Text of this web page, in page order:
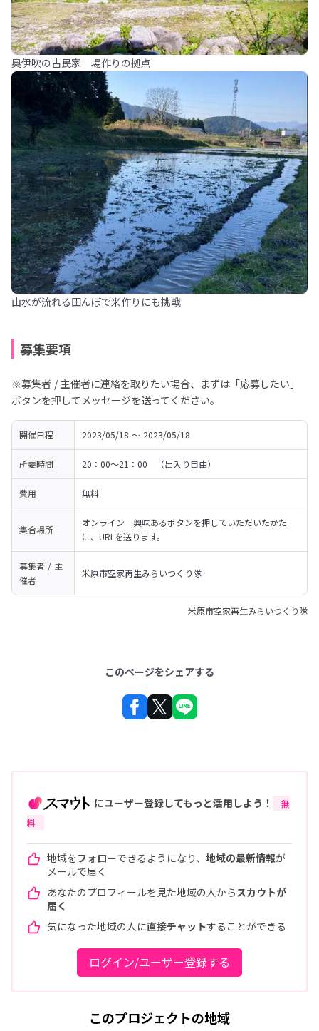
奥伊吹の古民家 場作りの拠点
山水が流れる田んぼで米作りにも挑戦
募集要項
※募集者 / 主催者に連絡を取りたい場合、まずは「応募したい」
ボタンを押してメッセージを送ってください。
開催日程 2023/05/18 〜 2023/05/18
所要時間 20：00～21：00　（出入り自由）
費用 無料
集合場所
オンライン　興味あるボタンを押していただいたかた
に、URLを送ります。
募集者 / 主
催者
米原市空家再生みらいつくり隊
米原市空家再生みらいつくり隊
このページをシェアする
にユーザー登録してもっと活用しよう！
無
料
地域をフォローできるようになり、 地域の最新情報が
メールで届く
あなたのプロフィールを見た地域の人から スカウトが
届く
気になった地域の人に直接チャットすることができる
ログイン/ユーザー登録する
このプロジェクトの地域